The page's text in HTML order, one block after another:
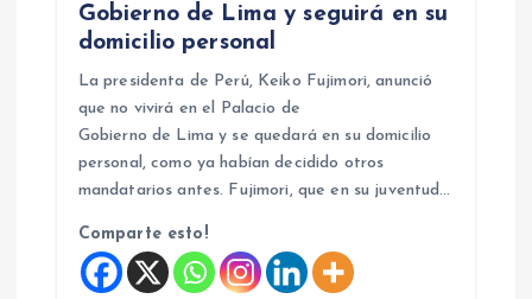
Gobierno de Lima y seguirá en su
domicilio personal
La presidenta de Perú, Keiko Fujimori, anunció
que no vivirá en el Palacio de
Gobierno de Lima y se quedará en su domicilio
personal, como ya habían decidido otros
mandatarios antes. Fujimori, que en su juventud…
Comparte esto!